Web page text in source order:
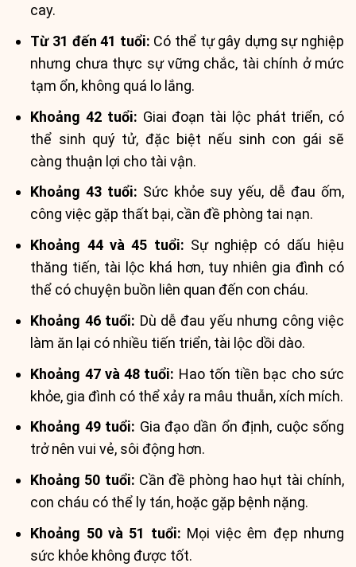
cay.
Từ 31 đến 41 tuổi: Có thể tự gây dựng sự nghiệp
nhưng chưa thực sự vững chắc, tài chính ở mức
tạm ổn, không quá lo lắng.
Khoảng 42 tuổi: Giai đoạn tài lộc phát triển, có
thể sinh quý tử, đặc biệt nếu sinh con gái sẽ
càng thuận lợi cho tài vận.
Khoảng 43 tuổi: Sức khỏe suy yếu, dễ đau ốm,
công việc gặp thất bại, cần đề phòng tai nạn.
Khoảng 44 và 45 tuổi: Sự nghiệp có dấu hiệu
thăng tiến, tài lộc khá hơn, tuy nhiên gia đình có
thể có chuyện buồn liên quan đến con cháu.
Khoảng 46 tuổi: Dù dễ đau yếu nhưng công việc
làm ăn lại có nhiều tiến triển, tài lộc dồi dào.
Khoảng 47 và 48 tuổi: Hao tốn tiền bạc cho sức
khỏe, gia đình có thể xảy ra mâu thuẫn, xích mích.
Khoảng 49 tuổi: Gia đạo dần ổn định, cuộc sống
trở nên vui vẻ, sôi động hơn.
Khoảng 50 tuổi: Cần đề phòng hao hụt tài chính,
con cháu có thể ly tán, hoặc gặp bệnh nặng.
Khoảng 50 và 51 tuổi: Mọi việc êm đẹp nhưng
sức khỏe không được tốt.